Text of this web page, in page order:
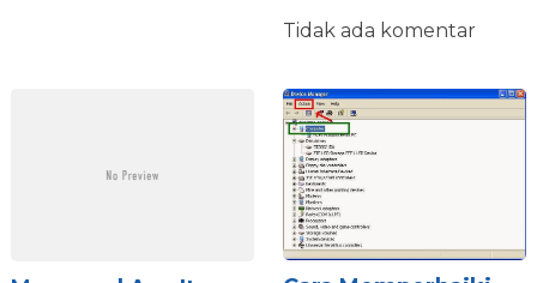
Tidak ada komentar